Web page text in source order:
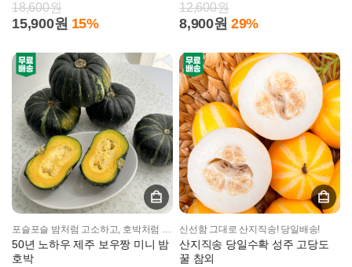
18,600원
15,900원 15%
12,600원
8,900원 29%
포슬포슬 밤처럼 고소하고, 호박처럼 달콤한 SS고집 미니밤호박!
50년 노하우 제주 보우짱 미니 밤
호박
신선함 그대로 산지직송! 당일배송!
산지직송 당일수확 성주 고당도
꿀 참외